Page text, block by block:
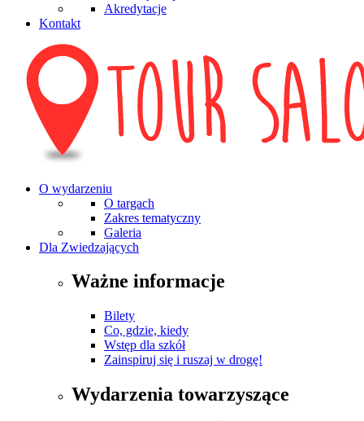
Akredytacje
Kontakt
O wydarzeniu
O targach
Zakres tematyczny
Galeria
Dla Zwiedzających
Ważne informacje
Bilety
Co, gdzie, kiedy
Wstęp dla szkół
Zainspiruj się i ruszaj w drogę!
Wydarzenia towarzyszące